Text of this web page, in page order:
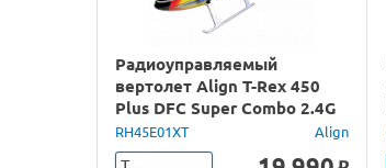
Радиоуправляемый
вертолет Align T-Rex 450
Plus DFC Super Combo 2.4G
RTF
RH45E01XT Align